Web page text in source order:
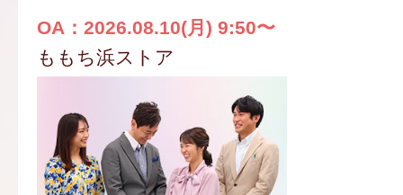
OA：2026.08.10(月) 9:50〜
ももち浜ストア